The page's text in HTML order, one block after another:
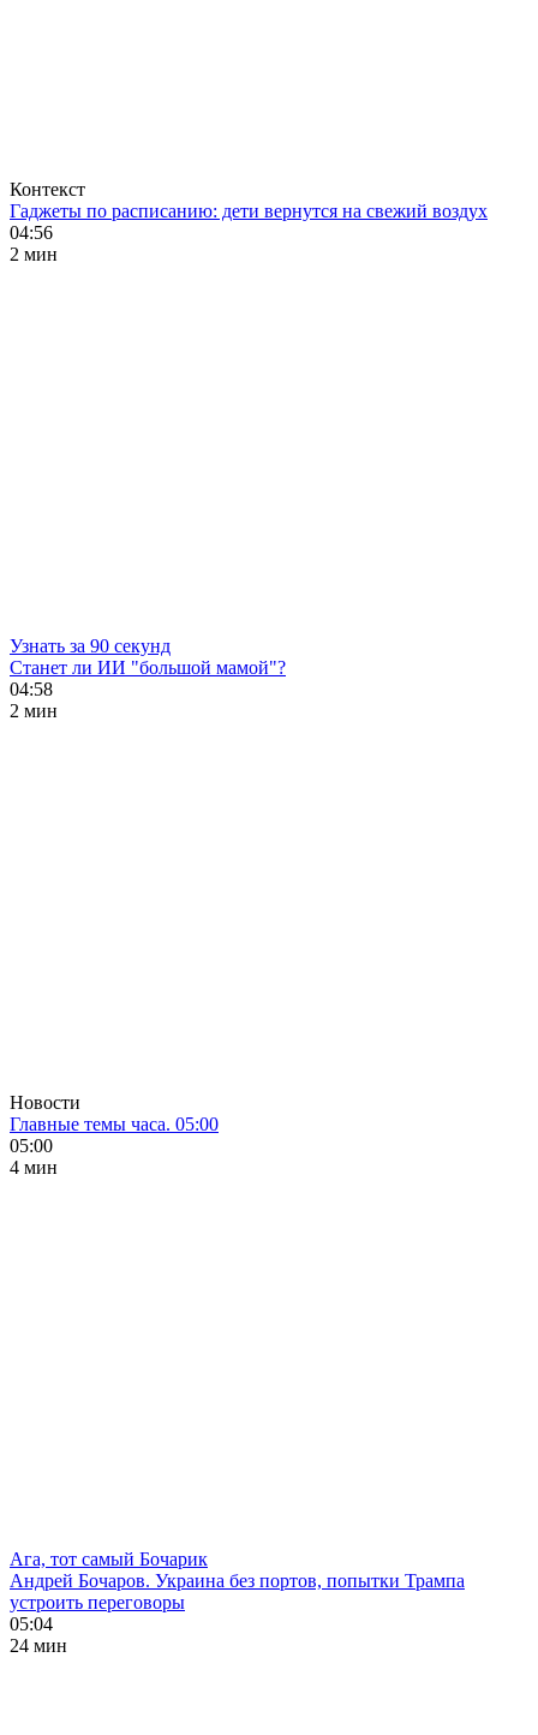
Контекст
Гаджеты по расписанию: дети вернутся на свежий воздух
04:56
2 мин
Узнать за 90 секунд
Станет ли ИИ "большой мамой"?
04:58
2 мин
Новости
Главные темы часа. 05:00
05:00
4 мин
Ага, тот самый Бочарик
Андрей Бочаров. Украина без портов, попытки Трампа
устроить переговоры
05:04
24 мин